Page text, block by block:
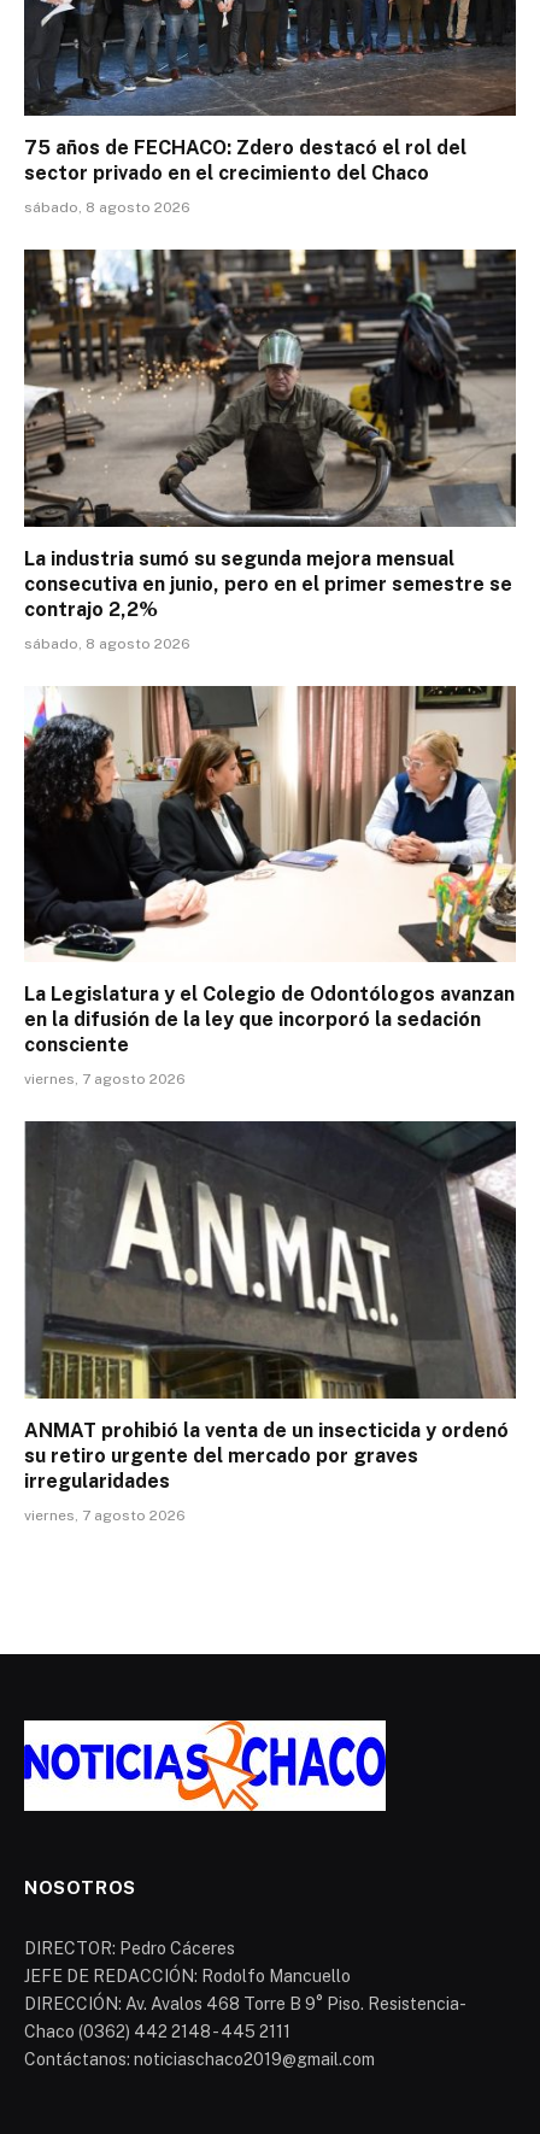
75 años de FECHACO: Zdero destacó el rol del
sector privado en el crecimiento del Chaco
sábado, 8 agosto 2026
La industria sumó su segunda mejora mensual
consecutiva en junio, pero en el primer semestre se
contrajo 2,2%
sábado, 8 agosto 2026
La Legislatura y el Colegio de Odontólogos avanzan
en la difusión de la ley que incorporó la sedación
consciente
viernes, 7 agosto 2026
ANMAT prohibió la venta de un insecticida y ordenó
su retiro urgente del mercado por graves
irregularidades
viernes, 7 agosto 2026
NOSOTROS
DIRECTOR: Pedro Cáceres
JEFE DE REDACCIÓN: Rodolfo Mancuello
DIRECCIÓN: Av. Avalos 468 Torre B 9° Piso. Resistencia-
Chaco (0362) 442 2148 - 445 2111
Contáctanos: noticiaschaco2019@gmail.com